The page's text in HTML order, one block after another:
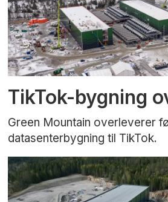
TikTok-bygning
Green Mountain overleverer
datasenterbygning til TikTok.